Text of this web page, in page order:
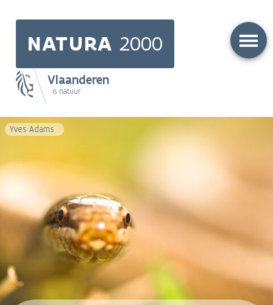
NATURA 2000
Vlaanderen
is natuur
Main
navigation
Yves Adams